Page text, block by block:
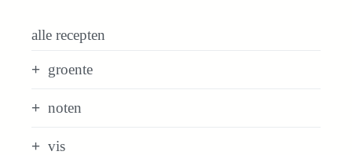
alle recepten
groente
noten
vis